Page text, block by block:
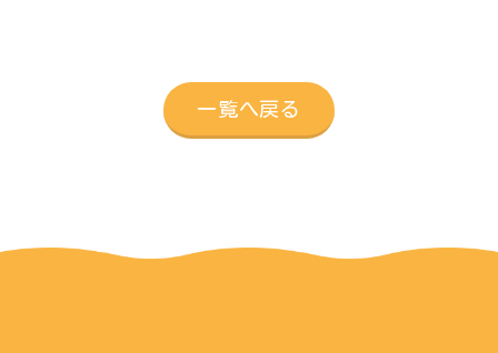
一覧へ戻る